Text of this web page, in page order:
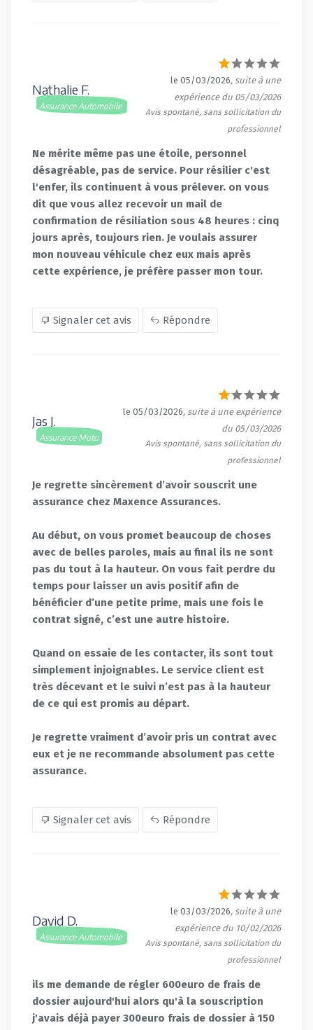
Nathalie F.
Assurance Automobile
le 05/03/2026, suite à une
expérience du 05/03/2026
Avis spontané, sans sollicitation du
professionnel
Ne mérite même pas une étoile, personnel
désagréable, pas de service. Pour résilier c'est
l'enfer, ils continuent à vous prélever. on vous
dit que vous allez recevoir un mail de
confirmation de résiliation sous 48 heures : cinq
jours après, toujours rien. Je voulais assurer
mon nouveau véhicule chez eux mais après
cette expérience, je préfère passer mon tour.
Signaler cet avis Répondre
Jas J.
Assurance Moto
le 05/03/2026, suite à une expérience
du 05/03/2026
Avis spontané, sans sollicitation du
professionnel
Je regrette sincèrement d’avoir souscrit une
assurance chez Maxence Assurances.
Au début, on vous promet beaucoup de choses
avec de belles paroles, mais au final ils ne sont
pas du tout à la hauteur. On vous fait perdre du
temps pour laisser un avis positif afin de
bénéficier d’une petite prime, mais une fois le
contrat signé, c’est une autre histoire.
Quand on essaie de les contacter, ils sont tout
simplement injoignables. Le service client est
très décevant et le suivi n’est pas à la hauteur
de ce qui est promis au départ.
Je regrette vraiment d’avoir pris un contrat avec
eux et je ne recommande absolument pas cette
assurance.
Signaler cet avis Répondre
David D.
Assurance Automobile
le 03/03/2026, suite à une
expérience du 10/02/2026
Avis spontané, sans sollicitation du
professionnel
ils me demande de régler 600euro de frais de
dossier aujourd'hui alors qu'à la souscription
j'avais déjà payer 300euro frais de dossier à 150